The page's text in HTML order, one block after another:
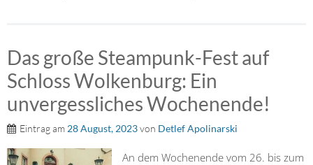
Das große Steampunk-Fest auf
Schloss Wolkenburg: Ein
unvergessliches Wochenende!
Eintrag am 28 August, 2023von Detlef Apolinarski
An dem Wochenende vom 26. bis zum